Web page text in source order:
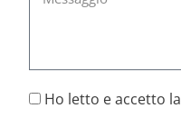
Ho letto e accetto la